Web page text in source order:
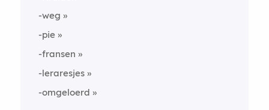
-weg
-pie
-fransen
-leraresjes
-omgeloerd